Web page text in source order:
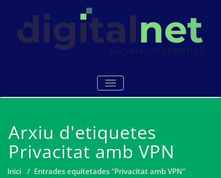
Digitalnet
TOGGLE NAVIGATION
Arxiu d'etiquetes
Privacitat amb VPN
Inici / Entrades equitetades "Privacitat amb VPN"